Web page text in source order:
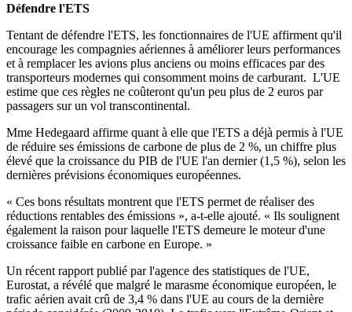
Défendre l'ETS
Tentant de défendre l'ETS, les fonctionnaires de l'UE affirment qu'il
encourage les compagnies aériennes à améliorer leurs performances
et à remplacer les avions plus anciens ou moins efficaces par des
transporteurs modernes qui consomment moins de carburant. L'UE
estime que ces règles ne coûteront qu'un peu plus de 2 euros par
passagers sur un vol transcontinental.
Mme Hedegaard affirme quant à elle que l'ETS a déjà permis à l'UE
de réduire ses émissions de carbone de plus de 2 %, un chiffre plus
élevé que la croissance du PIB de l'UE l'an dernier (1,5 %), selon les
dernières prévisions économiques européennes.
« Ces bons résultats montrent que l'ETS permet de réaliser des
réductions rentables des émissions », a-t-elle ajouté. « Ils soulignent
également la raison pour laquelle l'ETS demeure le moteur d'une
croissance faible en carbone en Europe. »
Un récent rapport publié par l'agence des statistiques de l'UE,
Eurostat, a révélé que malgré le marasme économique européen, le
trafic aérien avait crû de 3,4 % dans l'UE au cours de la dernière